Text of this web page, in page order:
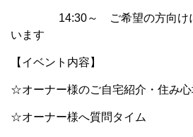
14:30～ ご希望の方向けに
います
【イベント内容】
☆オーナー様のご自宅紹介・住み
☆オーナー様へ質問タイム